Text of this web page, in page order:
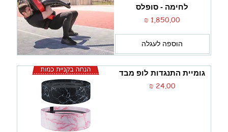
לחימה - סופלס
מחיר
הוספה לעגלה
גומיית התנגדות לופ מבד
מחיר